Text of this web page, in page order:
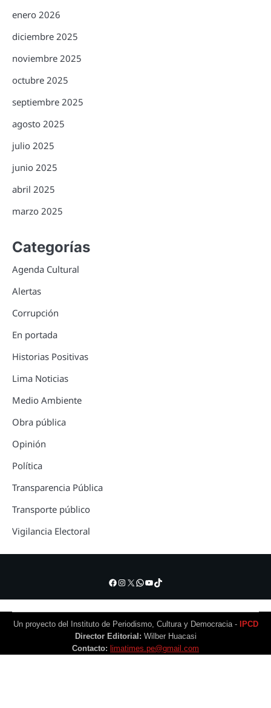
enero 2026
diciembre 2025
noviembre 2025
octubre 2025
septiembre 2025
agosto 2025
julio 2025
junio 2025
abril 2025
marzo 2025
Categorías
Agenda Cultural
Alertas
Corrupción
En portada
Historias Positivas
Lima Noticias
Medio Ambiente
Obra pública
Opinión
Política
Transparencia Pública
Transporte público
Vigilancia Electoral
Facebook
Instagram
X WhatsApp
YouTube
TikTok
Un proyecto del Instituto de Periodismo, Cultura y Democracia -
IPCD
Director Editorial: Wilber Huacasi
Contacto: limatimes.pe@gmail.com